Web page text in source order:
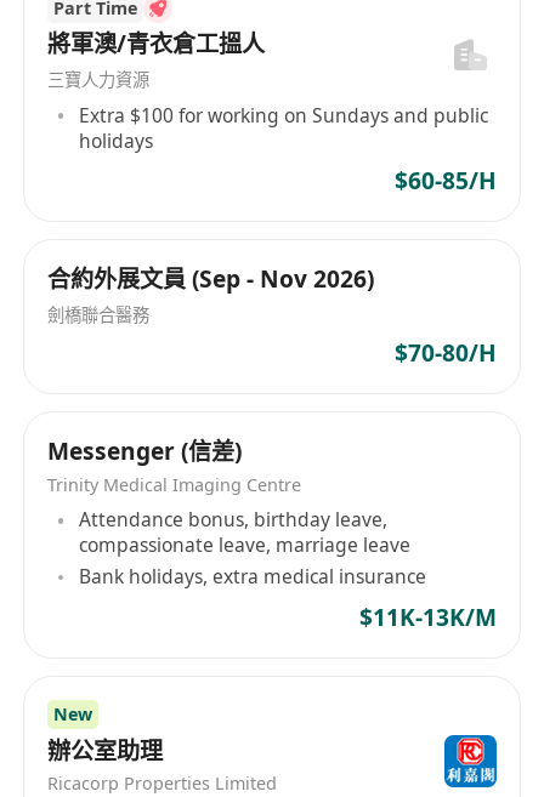
5天工作制, 公眾假期
加班津貼
醫療保險計劃
定期的在職培訓及發展機會
享有年假、病假、產假、侍產假及婚假等福利
Part Time
將軍澳/青衣倉工搵人
三寶人力資源
Extra $100 for working on Sundays and public
holidays
$60-85/H
合約外展文員 (Sep - Nov 2026)
劍橋聯合醫務
$70-80/H
Messenger (信差)
Trinity Medical Imaging Centre
Attendance bonus, birthday leave,
compassionate leave, marriage leave
Bank holidays, extra medical insurance
$11K-13K/M
New
辦公室助理
Ricacorp Properties Limited